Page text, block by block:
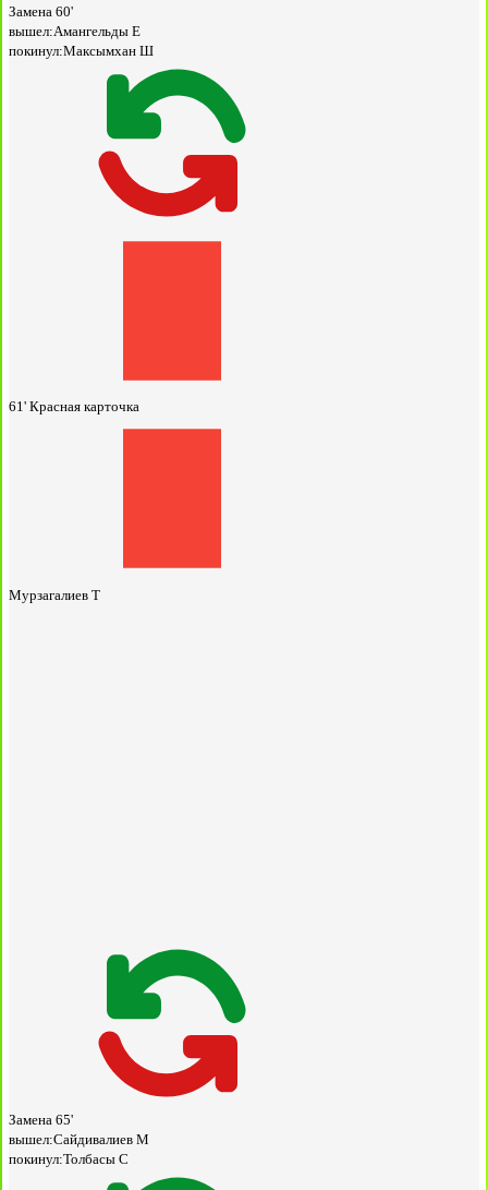
Замена 60'
вышел:Амангельды Е
покинул:Максымхан Ш
61' Красная карточка
Мурзагалиев Т
Замена 65'
вышел:Сайдивалиев М
покинул:Толбасы С